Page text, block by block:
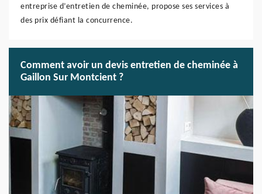
entreprise d’entretien de cheminée, propose ses services à
des prix défiant la concurrence.
Comment avoir un devis entretien de cheminée à
Gaillon Sur Montcient ?